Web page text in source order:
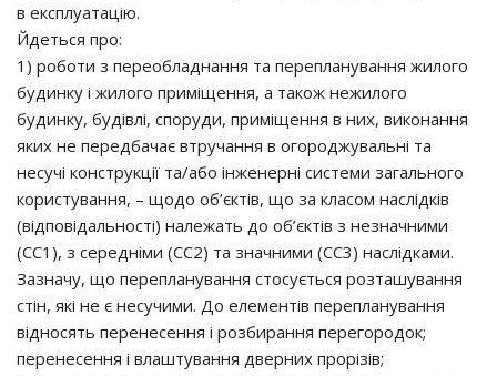
в експлуатацію.
Йдеться про:
1) роботи з переобладнання та перепланування жилого
будинку і жилого приміщення, а також нежилого
будинку, будівлі, споруди, приміщення в них, виконання
яких не передбачає втручання в огороджувальні та
несучі конструкції та/або інженерні системи загального
користування, – щодо об’єктів, що за класом наслідків
(відповідальності) належать до об’єктів з незначними
(СС1), з середніми (СС2) та значними (СС3) наслідками.
Зазначу, що перепланування стосується розташування
стін, які не є несучими. До елементів перепланування
відносять перенесення і розбирання перегородок;
перенесення і влаштування дверних прорізів;